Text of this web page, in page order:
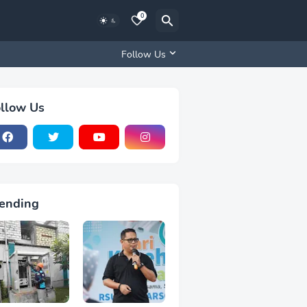
0
Follow Us
Us